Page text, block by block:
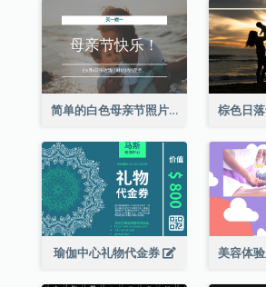
简单的白色母亲节照片礼品卡
瑜伽中心礼物代金券